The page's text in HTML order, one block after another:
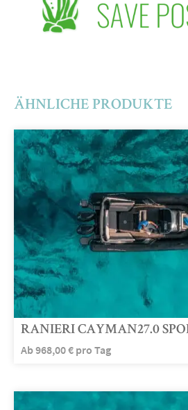
ÄHNLICHE PRODUKTE
RANIERI CAYMAN27.0
Ab968,00€ pro Tag